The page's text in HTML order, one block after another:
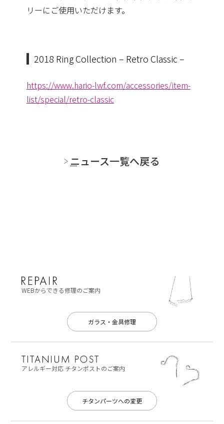
リーにご使用いただけます。
2018 Ring Collection – Retro Classic –
https://www.hario-lwf.com/accessories/item-
list/special/retro-classic
ニュース一覧へ戻る
WEBからできる修理のご案内
ガラス・金具修理
アレルギー対応チタンポストのご案内
チタンパーツへの変更